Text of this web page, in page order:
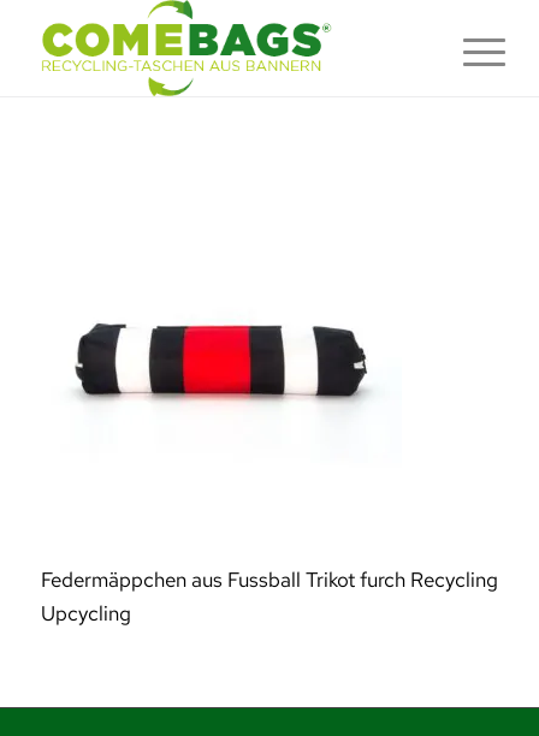
Federmäppchen aus Fussball Trikot furch Recycling
Upcycling